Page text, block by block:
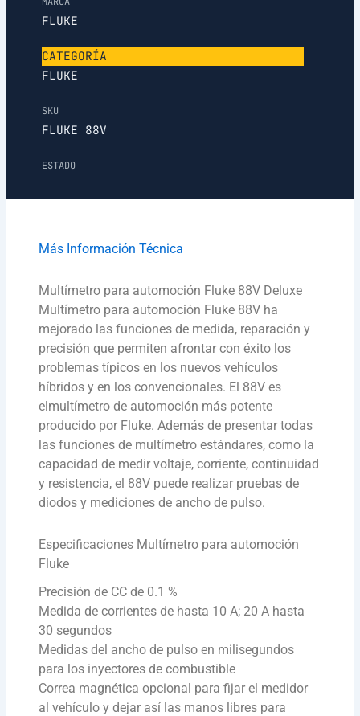
FLUKE
CATEGORÍA
FLUKE
SKU
FLUKE 88V
ESTADO
Más Información Técnica
Multímetro para automoción Fluke 88V Deluxe
Multímetro para automoción Fluke 88V ha
mejorado las funciones de medida, reparación y
precisión que permiten afrontar con éxito los
problemas típicos en los nuevos vehículos
híbridos y en los convencionales. El 88V es
elmultímetro de automoción más potente
producido por Fluke. Además de presentar todas
las funciones de multímetro estándares, como la
capacidad de medir voltaje, corriente, continuidad
y resistencia, el 88V puede realizar pruebas de
diodos y mediciones de ancho de pulso.
Especificaciones Multímetro para automoción
Fluke
Precisión de CC de 0.1 %
Medida de corrientes de hasta 10 A; 20 A hasta
30 segundos
Medidas del ancho de pulso en milisegundos
para los inyectores de combustible
Correa magnética opcional para fijar el medidor
al vehículo y dejar así las manos libres para